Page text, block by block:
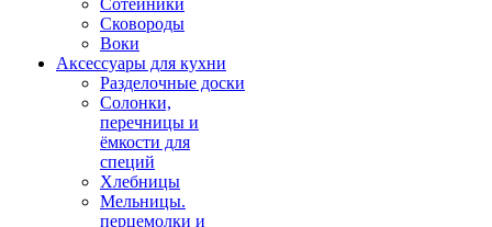
Сотейники
Сковороды
Воки
Аксессуары для кухни
Разделочные доски
Солонки,
перечницы и
ёмкости для
специй
Хлебницы
Мельницы.
перцемолки и